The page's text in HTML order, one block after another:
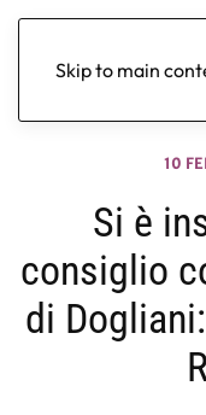
Skip to main
10
Si è
consiglio
di